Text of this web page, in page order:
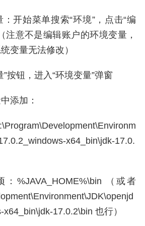
开始菜单搜索“环境”，点击“编
注意不是编辑账户的环境变量，
变量无法修改）
按钮，进入“环境变量”弹窗
添加：
x64_bin\jdk-17.0.
：%JAVA_HOME%\bin （或者
x64_bin\jdk-17.0.2\bin 也行）